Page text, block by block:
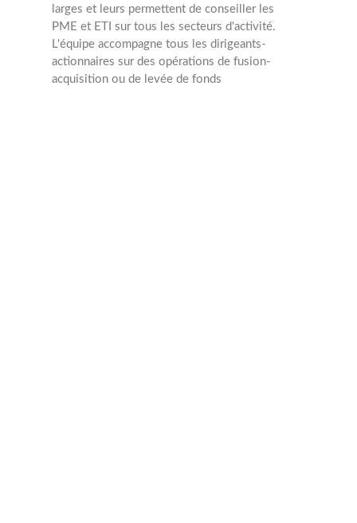
larges et leurs permettent de conseiller les
PME et ETI sur tous les secteurs d'activité.
L'équipe accompagne tous les dirigeants-
actionnaires sur des opérations de fusion-
acquisition ou de levée de fonds